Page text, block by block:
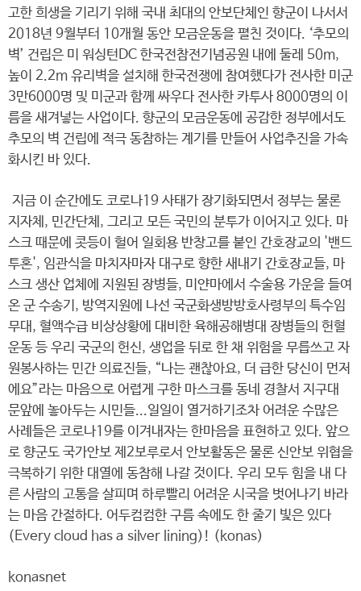
고한 희생을 기리기 위해 국내 최대의 안보단체인 향군이 나서서
2018년 9월부터 10개월 동안 모금운동을 펼친 것이다. ‘추모의
벽’ 건립은 미 워싱턴DC 한국전참전기념공원 내에 둘레 50m,
높이 2.2m 유리벽을 설치해 한국전쟁에 참여했다가 전사한 미군
3만6000명 및 미군과 함께 싸우다 전사한 카투사 8000명의 이
름을 새겨넣는 사업이다. 향군의 모금운동에 공감한 정부에서도
추모의 벽 건립에 적극 동참하는 계기를 만들어 사업추진을 가속
화시킨 바 있다.
지금 이 순간에도 코로나19 사태가 장기화되면서 정부는 물론
지자체, 민간단체, 그리고 모든 국민의 분투가 이어지고 있다. 마
스크 때문에 콧등이 헐어 일회용 반창고를 붙인 간호장교의 '밴드
투혼', 임관식을 마치자마자 대구로 향한 새내기 간호장교들, 마
스크 생산 업체에 지원된 장병들, 미얀마에서 수술용 가운을 들여
온 군 수송기, 방역지원에 나선 국군화생방방호사령부의 특수임
무대, 혈액수급 비상상황에 대비한 육해공해병대 장병들의 헌혈
운동 등 우리 국군의 헌신, 생업을 뒤로 한 채 위험을 무릅쓰고 자
원봉사하는 민간 의료진들, “나는 괜찮아요, 더 급한 당신이 먼저
에요”라는 마음으로 어렵게 구한 마스크를 동네 경찰서 지구대
문앞에 놓아두는 시민들...일일이 열거하기조차 어려운 수많은
사례들은 코로나19를 이겨내자는 한마음을 표현하고 있다. 앞으
로 향군도 국가안보 제2보루로서 안보활동은 물론 신안보 위협을
극복하기 위한 대열에 동참해 나갈 것이다. 우리 모두 힘을 내 다
른 사람의 고통을 살피며 하루빨리 어려운 시국을 벗어나기 바라
는 마음 간절하다. 어두컴컴한 구름 속에도 한 줄기 빛은 있다
(Every cloud has a silver lining)! (konas)
konasnet